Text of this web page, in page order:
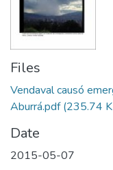
Files
Vendaval causó
Aburrá.pdf(235.74
Date
2015-05-07